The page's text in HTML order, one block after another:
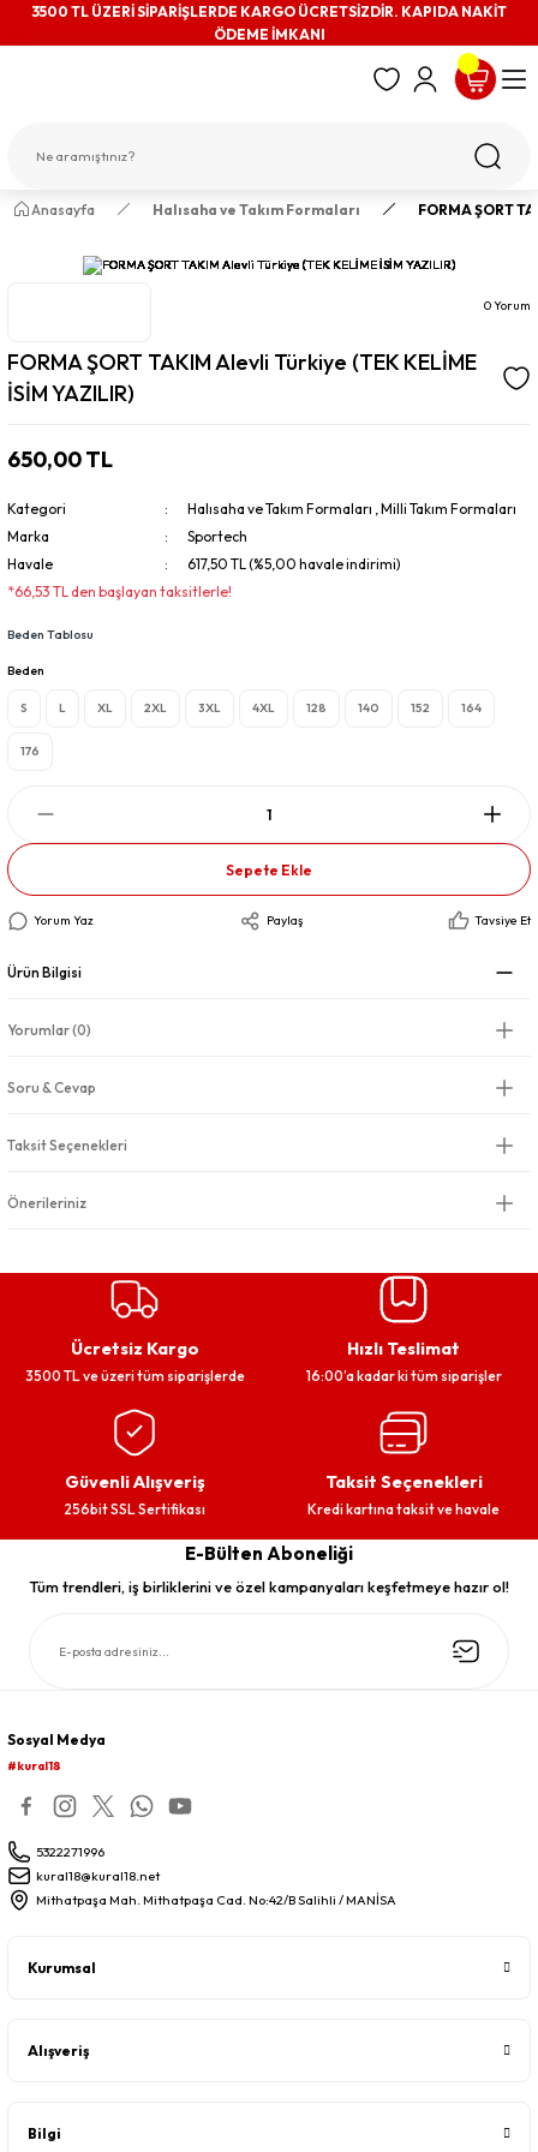
3500 TL ÜZERİ SİPARİŞLERDE KARGO ÜCRETSİZDİR. KAPIDA NAKİT
ÖDEME İMKANI
Anasayfa Halısaha ve Takım Formaları FORMA ŞORT
0 Yorum
FORMA ŞORT TAKIM Alevli Türkiye (TEK KELİME
İSİM YAZILIR)
650,00 TL
Kategori Halısaha ve Takım Formaları ,Milli Takım Formaları
Marka
Sportech
Havale
617,50 TL (%5,00 havale indirimi)
*66,53 TL den başlayan taksitlerle!
Beden Tablosu
Beden
S L XL 2XL 3XL 4XL 128 140 152 164
176
Sepete Ekle
Yorum Yaz Paylaş Tavsiye Et
Ürün Bilgisi
Yorumlar (0)
Soru & Cevap
Taksit Seçenekleri
Önerileriniz
Ücretsiz Kargo
3500 TL ve üzeri tüm siparişlerde
Hızlı Teslimat
16:00’a kadar ki tüm siparişler
Güvenli Alışveriş
256bit SSL Sertifikası
Taksit Seçenekleri
Kredi kartına taksit ve havale
E-Bülten Aboneliği
Tüm trendleri, iş birliklerini ve özel kampanyaları keşfetmeye hazır ol!
Sosyal Medya
#kural18
5322271996
kural18@kural18.net
Mithatpaşa Mah. Mithatpaşa Cad. No:42/B Salihli / MANİSA
Kurumsal
Alışveriş
Bilgi